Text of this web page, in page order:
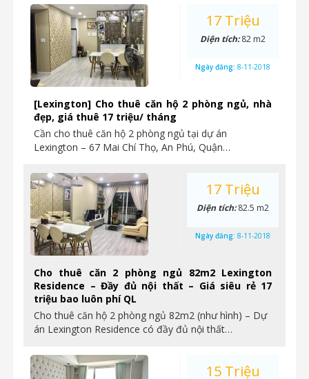
[Lexington] Cho thuê căn hộ 2 phòng ngủ, nhà
đẹp, giá thuê 17 triệu/ tháng
Cần cho thuê căn hộ 2 phòng ngủ tại dự án
Lexington – 67 Mai Chí Thọ, An Phú, Quận…
17 Triệu
Diện tích:82 m2
Ngày đăng: 8-11-2018
Cho thuê căn 2 phòng ngủ 82m2 Lexington
Residence – Đầy đủ nội thất – Giá siêu rẻ 17
triệu bao luôn phí QL
Cho thuê căn hộ 2 phòng ngủ 82m2 (như hình) – Dự
án Lexington Residence có đầy đủ nội thất…
17 Triệu
Diện tích:82.5 m2
Ngày đăng: 8-11-2018
15 Triệu